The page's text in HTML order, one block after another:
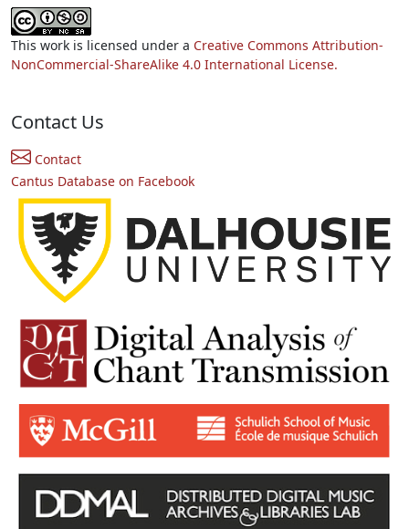
This work is licensed under a Creative Commons Attribution-
NonCommercial-ShareAlike 4.0 International License.
Contact Us
Contact
Cantus Database on Facebook